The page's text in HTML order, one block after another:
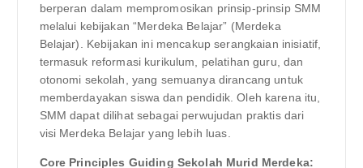
berperan dalam mempromosikan prinsip-prinsip SMM
melalui kebijakan “Merdeka Belajar” (Merdeka
Belajar). Kebijakan ini mencakup serangkaian inisiatif,
termasuk reformasi kurikulum, pelatihan guru, dan
otonomi sekolah, yang semuanya dirancang untuk
memberdayakan siswa dan pendidik. Oleh karena itu,
SMM dapat dilihat sebagai perwujudan praktis dari
visi Merdeka Belajar yang lebih luas.
Core Principles Guiding Sekolah Murid Merdeka: